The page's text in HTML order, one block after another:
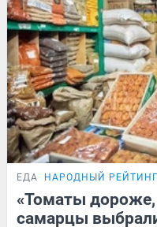
ЕДА НАРОДНЫЙ РЕЙТИНГ
«Томаты дороже,
самарцы